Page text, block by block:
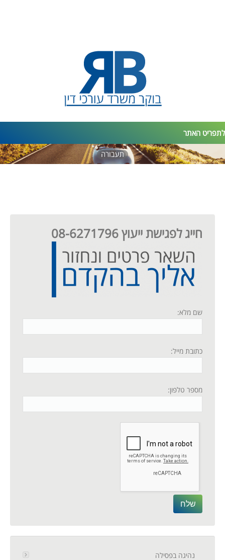
לתפריט האתר
חייג לפגישת ייעוץ 08-6271796
שם מלא:
כתובת מייל:
מספר טלפון:
נהיגה בפסילה